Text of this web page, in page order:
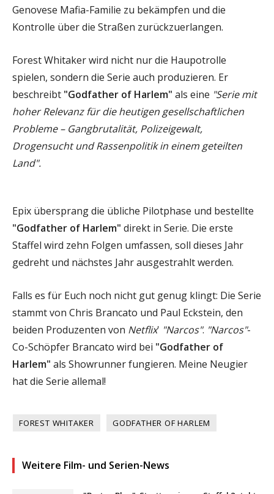
Genovese Mafia-Familie zu bekämpfen und die
Kontrolle über die Straßen zurückzuerlangen.
Forest Whitaker wird nicht nur die Haupotrolle
spielen, sondern die Serie auch produzieren. Er
beschreibt "Godfather of Harlem" als eine "Serie mit
hoher Relevanz für die heutigen gesellschaftlichen
Probleme – Gangbrutalität, Polizeigewalt,
Drogensucht und Rassenpolitik in einem geteilten
Land".
Epix übersprang die übliche Pilotphase und bestellte
"Godfather of Harlem" direkt in Serie. Die erste
Staffel wird zehn Folgen umfassen, soll dieses Jahr
gedreht und nächstes Jahr ausgestrahlt werden.
Falls es für Euch noch nicht gut genug klingt: Die Serie
stammt von Chris Brancato und Paul Eckstein, den
beiden Produzenten von Netflix' "Narcos". "Narcos"-
Co-Schöpfer Brancato wird bei "Godfather of
Harlem" als Showrunner fungieren. Meine Neugier
hat die Serie allemal!
FOREST WHITAKER GODFATHER OF HARLEM
Weitere Film- und Serien-News